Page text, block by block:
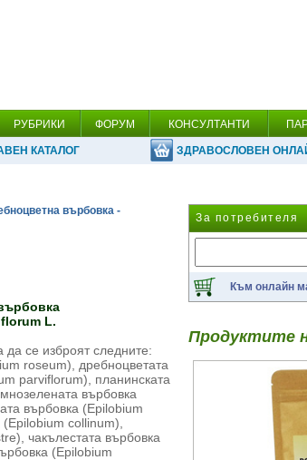
РУБРИКИ ФОРУМ КОНСУЛТАНТИ
КАТАЛОГ ЗДРАВОСЛОВЕН
върбовка -
L.
да се изброят следните:
roseum), дребноцветата
parviflorum), планинската
върбовка
върбовка (Epilobium
collinum),
чакълестата върбовка
(Epilobium
За потребителя
Към онлайн
Продуктите